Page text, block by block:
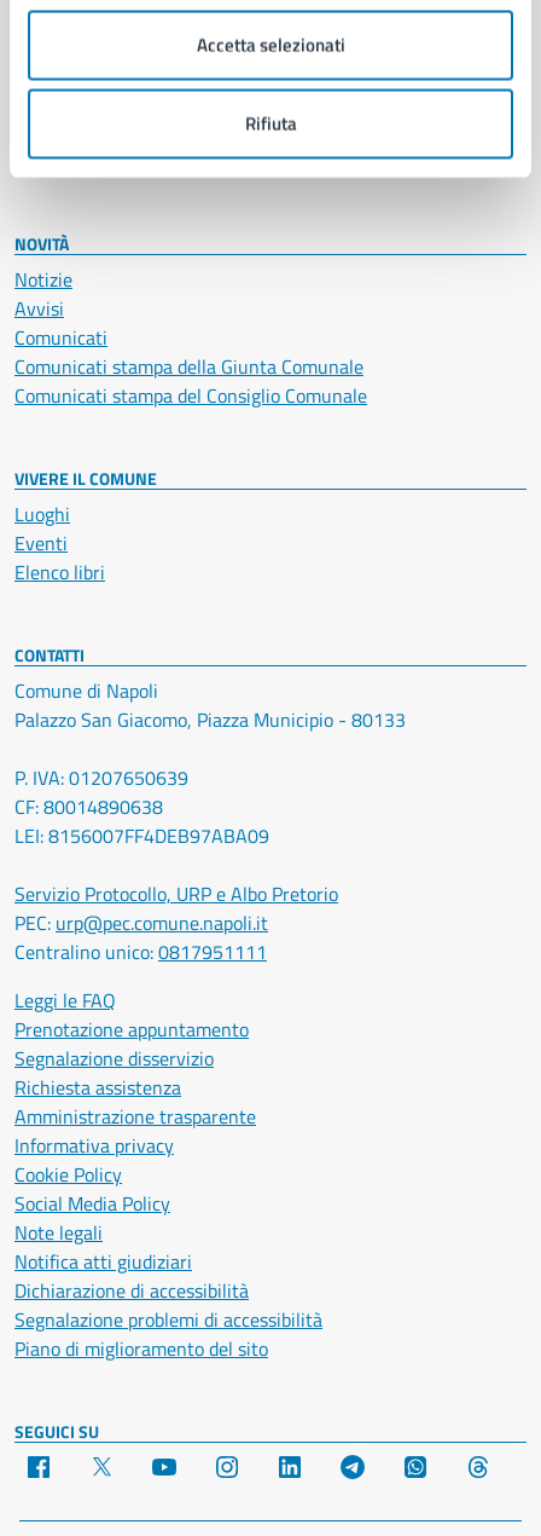
Accetta selezionati
Rifiuta
Educazione e formazione
Giustizia e sicurezza pubblica
Imprese e commercio
Salute, benessere e assistenza
Vita lavorativa
NOVITÀ
Notizie
Avvisi
Comunicati
Comunicati stampa della Giunta Comunale
Comunicati stampa del Consiglio Comunale
VIVERE IL COMUNE
Luoghi
Eventi
Elenco libri
CONTATTI
Comune di Napoli
Palazzo San Giacomo, Piazza Municipio - 80133
P. IVA: 01207650639
CF: 80014890638
LEI: 8156007FF4DEB97ABA09
Servizio Protocollo, URP e Albo Pretorio
PEC: urp@pec.comune.napoli.it
Centralino unico:0817951111
Leggi le FAQ
Prenotazione appuntamento
Segnalazione disservizio
Richiesta assistenza
Amministrazione trasparente
Informativa privacy
Cookie Policy
Social Media Policy
Note legali
Notifica atti giudiziari
Dichiarazione di accessibilità
Segnalazione problemi di accessibilità
Piano di miglioramento del sito
SEGUICI SU
Facebook YouTube Instagram LinkedIn Telegram WhatsApp